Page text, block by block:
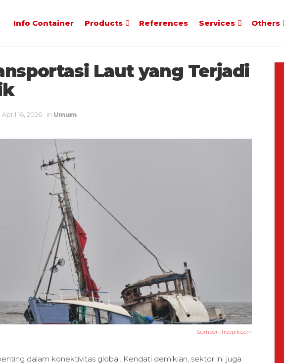
Info Container Products References Services Others
Laut yang Terjadi
16, 2026 in Umum
Sumber : freepik.com
dalam konektivitas global. Kendati demikian, sektor ini juga